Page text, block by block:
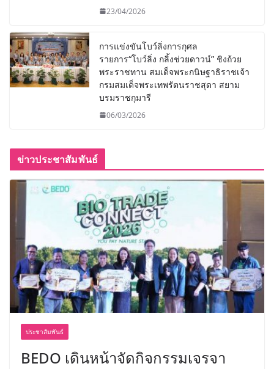
23/04/2026
การแข่งขันโบว์ลิ่งการกุศล
รายการ“โบว์ลิ่ง กลิ้งช่วยดาวน์” ชิงถ้วย
พระราชทาน สมเด็จพระกนิษฐาธิราชเจ้า
กรมสมเด็จพระเทพรัตนราชสุดา สยาม
บรมราชกุมารี
06/03/2026
ข่าวประชาสัมพันธ์
ประชาสัมพันธ์
BEDO เดินหน้าจัดกิจกรรมเจรจา